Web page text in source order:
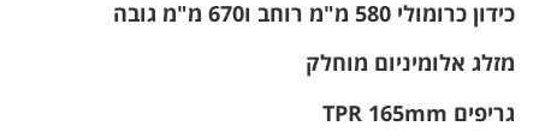
כידון כרומולי 580 מ"מ רוחב ו670 מ"מ גובה
מזלג אלומיניום מוחלק
גריפים TPR 165mm